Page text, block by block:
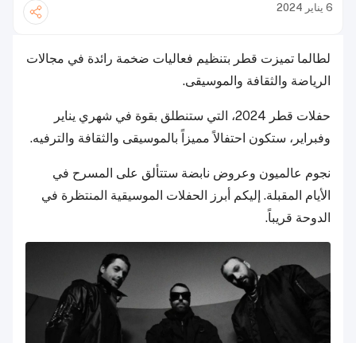
6 يناير 2024
لطالما تميزت قطر بتنظيم فعاليات ضخمة رائدة في مجالات
الرياضة والثقافة والموسيقى.
حفلات قطر 2024، التي ستنطلق بقوة في شهري يناير
وفبراير، ستكون احتفالاً مميزاً بالموسيقى والثقافة والترفيه.
نجوم عالميون وعروض نابضة ستتألق على المسرح في
الأيام المقبلة. إليكم أبرز الحفلات الموسيقية المنتظرة في
الدوحة قريباً.